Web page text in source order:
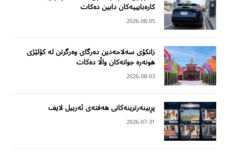
کارەبایییەکان دابین دەکات
2026-08-05
زانکۆی سەلاحەدین دەرگای وەرگرتن لە کۆلێژی
هونەرە جوانەکان واڵا دەکات
2026-08-03
پڕبینەرترینەکانی هەفتەی ئەربیل لایف
2026-07-31